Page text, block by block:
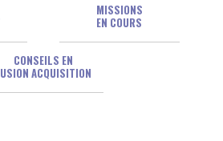
MISSIONS
EN COURS
CONSEILS EN
ACQUISITION